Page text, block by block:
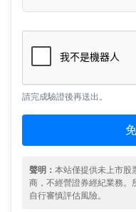
請完成驗證後再送出。
聲明： 本站僅提供未上市股
商，不經營證券經紀業務。
自行審慎評估風險。